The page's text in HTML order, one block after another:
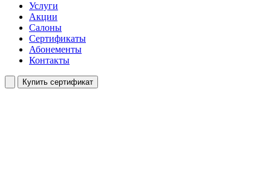
Услуги
Акции
Салоны
Сертификаты
Абонементы
Контакты
Купить сертификат